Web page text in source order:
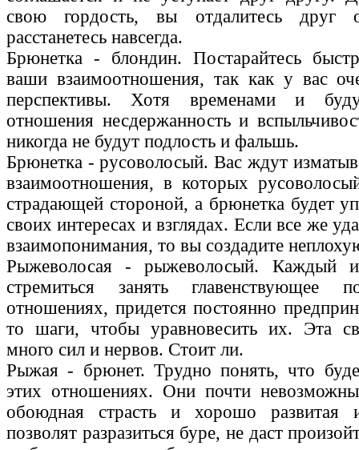
свою гордость, вы отдалитесь друг
расстанетесь навсегда.
Брюнетка - блондин. Постарайтесь
ваши взаимоотношения, так как у вас
перспективы. Хотя временами и
отношения несдержанность и
никогда не будут подлость и фальшь.
Брюнетка - русоволосый. Вас ждут
взаимоотношения, в которых
страдающей стороной, а брюнетка будет
своих интересах и взглядах. Если все же
взаимопонимания, то вы создадите
Рыжеволосая - рыжеволосый. Каждый
стремиться занять главенствующее
отношениях, придется постоянно
то шаги, чтобы уравновесить их. Эта
много сил и нервов. Стоит ли.
Рыжая - брюнет. Трудно понять, что
этих отношениях. Они почти
обоюдная страсть и хорошо развитая
позволят разразиться буре, не даст